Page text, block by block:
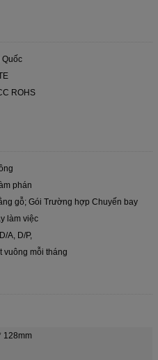
Quốc
ROHS
phán
gỗ; Gói Trường hợp Chuyến bay
làm việc
A, D/P,
vuông mỗi tháng
128mm